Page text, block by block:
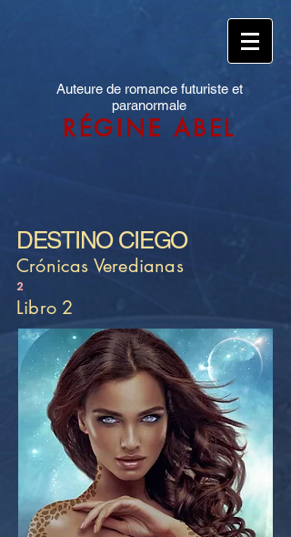
Auteure de romance futuriste et
paranormale
RÉGINE ABEL
DESTINO CIEGO
Crónicas Veredianas
2
Libro 2